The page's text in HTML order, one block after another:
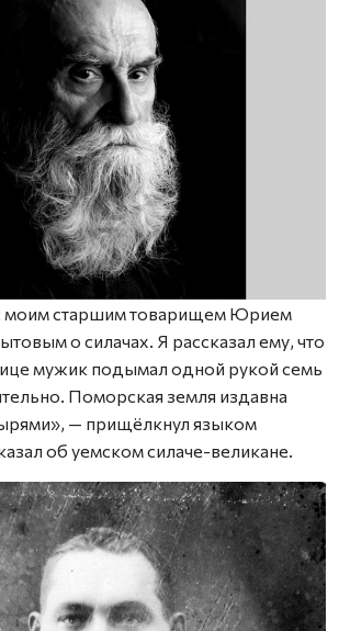
моим старшим товарищем Юрием
о силачах. Я рассказал ему, что
мужик подымал одной рукой семь
Поморская земля издавна
— прищёлкнул языком
об уемском силаче-великане.